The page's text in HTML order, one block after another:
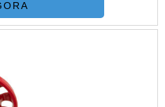
tenha ampla
INFORMAÇÕES
encontra o